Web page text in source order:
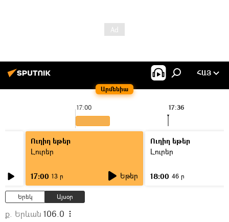
Արմենիա
ՀԱՅ
17:00 17:36
Ուղիղ եթեր
Լուրեր
17:00 13 ր Եթեր
Ուղիղ եթեր
Լուրեր
18:00 46 ր
Երեկ Այսօր
ք. Երևան 106.0